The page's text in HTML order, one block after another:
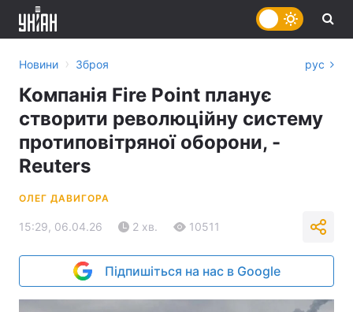
Новини › Зброя рус
Компанія Fire Point планує
створити революційну систему
протиповітряної оборони, -
Reuters
ОЛЕГ ДАВИГОРА
15:29, 06.04.26 2 хв. 10511
Підпишіться на нас в Google